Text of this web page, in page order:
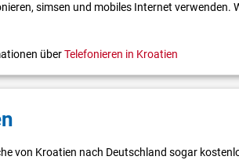
simsen und mobiles Internet verwenden.
überTelefonieren in Kroatien
von Kroatien nach Deutschland sogar